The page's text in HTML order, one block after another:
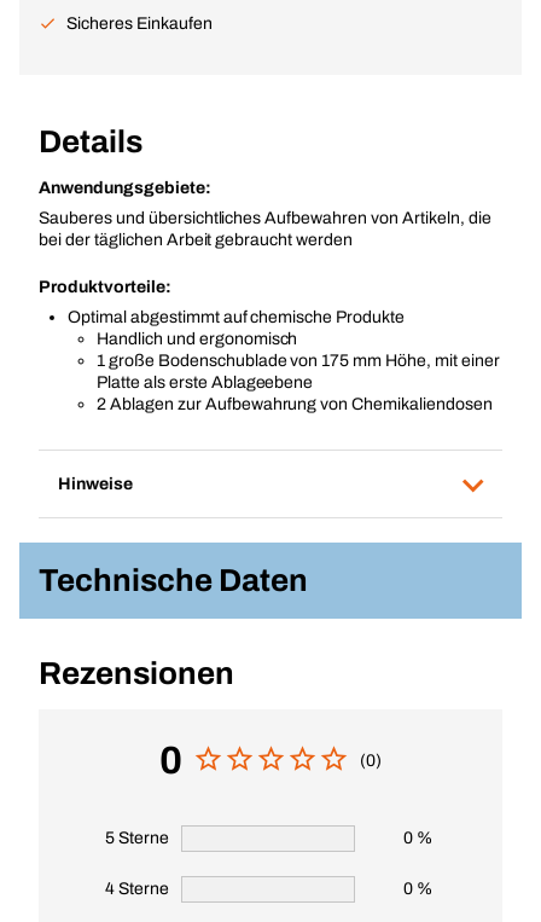
Sicheres Einkaufen
Details
Anwendungsgebiete:
Sauberes und übersichtliches Aufbewahren von Artikeln, die
bei der täglichen Arbeit gebraucht werden
Produktvorteile:
Optimal abgestimmt auf chemische Produkte
Handlich und ergonomisch
1 große Bodenschublade von 175 mm Höhe, mit einer
Platte als erste Ablageebene
2 Ablagen zur Aufbewahrung von Chemikaliendosen
Hinweise
Technische Daten
Rezensionen
0 (0)
5 Sterne 0 %
4 Sterne 0 %